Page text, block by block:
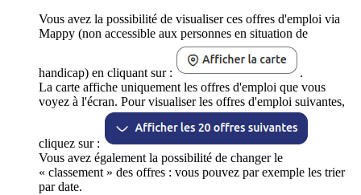
Vous avez la possibilité de visualiser ces offres d'emploi via
Mappy (non accessible aux personnes en situation de
handicap) en cliquant sur :
.
La carte affiche uniquement les offres d'emploi que vous
voyez à l'écran. Pour visualiser les offres d'emploi suivantes,
cliquez sur :
Vous avez également la possibilité de changer le
« classement » des offres : vous pouvez par exemple les trier
par date.